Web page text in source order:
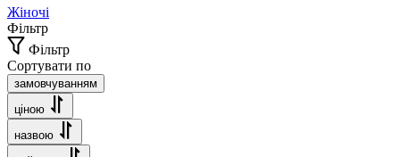
Жіночі
Фільтр
Фільтр
Сортувати по
замовчуванням
ціною
назвою